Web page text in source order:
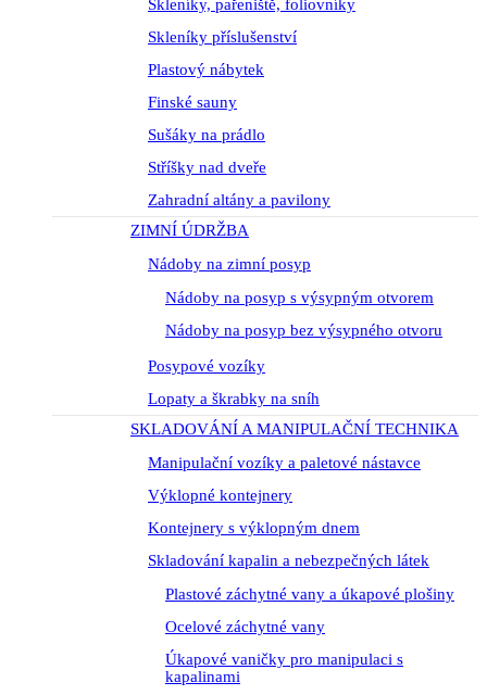
Skleníky, pařeniště, foliovníky
Skleníky příslušenství
Plastový nábytek
Finské sauny
Sušáky na prádlo
Stříšky nad dveře
Zahradní altány a pavilony
ZIMNÍ ÚDRŽBA
Nádoby na zimní posyp
Nádoby na posyp s výsypným otvorem
Nádoby na posyp bez výsypného otvoru
Posypové vozíky
Lopaty a škrabky na sníh
SKLADOVÁNÍ A MANIPULAČNÍ TECHNIKA
Manipulační vozíky a paletové nástavce
Výklopné kontejnery
Kontejnery s výklopným dnem
Skladování kapalin a nebezpečných látek
Plastové záchytné vany a úkapové plošiny
Ocelové záchytné vany
Úkapové vaničky pro manipulaci s
kapalinami